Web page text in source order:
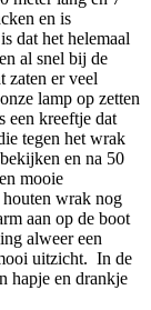
en is
dat het helemaal
al snel bij de
zaten er veel
lamp op zetten
een kreeftje dat
tegen het wrak
en na 50
mooie
wrak nog
aan op de boot
alweer een
uitzicht. In de
hapje en drankje